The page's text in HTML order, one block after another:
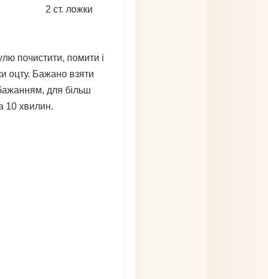
2 ст. ложки
почистити, помити і
оцту. Бажано взяти
для більш
10 хвилин.